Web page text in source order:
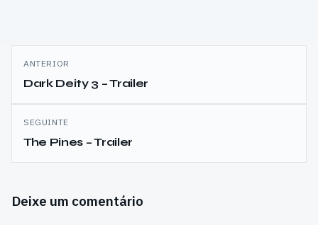
Navegação
de
artigos
ANTERIOR
Dark Deity 3 – Trailer
SEGUINTE
The Pines – Trailer
Deixe um comentário